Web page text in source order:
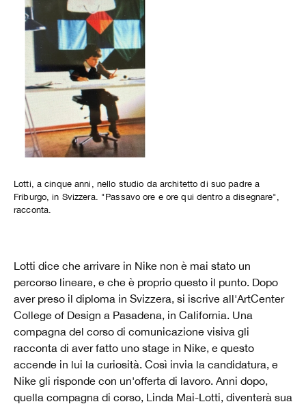
Lotti, a cinque anni, nello studio da architetto di suo padre a
Friburgo, in Svizzera. "Passavo ore e ore qui dentro a disegnare",
racconta.
Lotti dice che arrivare in Nike non è mai stato un
percorso lineare, e che è proprio questo il punto. Dopo
aver preso il diploma in Svizzera, si iscrive all'ArtCenter
College of Design a Pasadena, in California. Una
compagna del corso di comunicazione visiva gli
racconta di aver fatto uno stage in Nike, e questo
accende in lui la curiosità. Così invia la candidatura, e
Nike gli risponde con un'offerta di lavoro. Anni dopo,
quella compagna di corso, Linda Mai-Lotti, diventerà sua